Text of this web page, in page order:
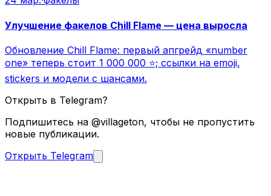
Улучшение факелов Chill Flame — цена выросла
Обновление Chill Flame: первый апгрейд «number
one» теперь стоит 1 000 000 ⭐️; ссылки на emoji,
stickers и модели с шансами.
Открыть в Telegram?
Подпишитесь на @villageton, чтобы не пропустить
новые публикации.
Открыть Telegram